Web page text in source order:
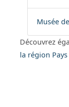
Musée
Découvrez
la région